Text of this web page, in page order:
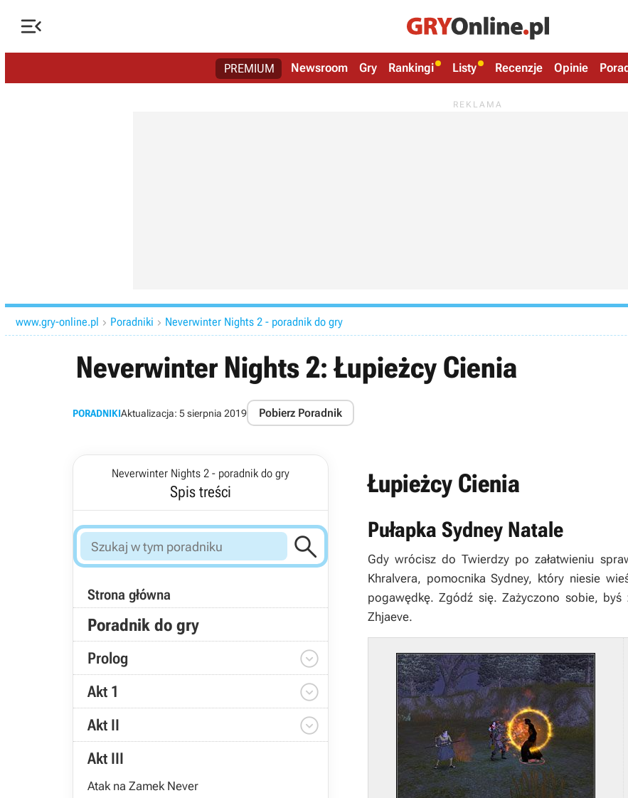

PREMIUM Newsroom Gry Rankingi Listy Recenzje Opinie
www.gry-online.pl  Poradniki  Neverwinter Nights 2 - poradnik do gry
Neverwinter Nights 2: Łupieżcy Cienia
PORADNIKIAktualizacja: 5 sierpnia 2019 Pobierz Poradnik
Neverwinter Nights 2 - poradnik do gry
Spis treści

Strona główna
Poradnik do gry
Prolog 
Akt 1 
Akt II 
Akt III
Atak na Zamek Never
Łupieżcy Cienia
Pułapka Sydney Natale
Gdy wrócisz do Twierdzy po załatwieniu
Khralvera, pomocnika Sydney, który niesie
pogawędkę. Zgódź się. Zażyczono sobie,
Zhjaeve.